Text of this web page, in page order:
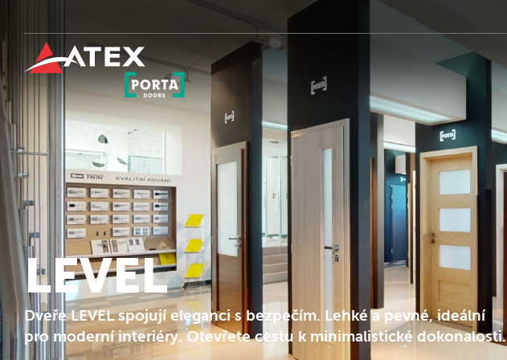
LEVEL
Dveře LEVEL spojují eleganci s bezpečím. Lehké a pevné, ideální
pro moderní interiéry. Otevřete cestu k minimalistické dokonalosti.